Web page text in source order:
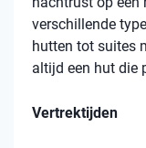
verschillende
hutten tot suites
altijd een hut die
Vertrektijden